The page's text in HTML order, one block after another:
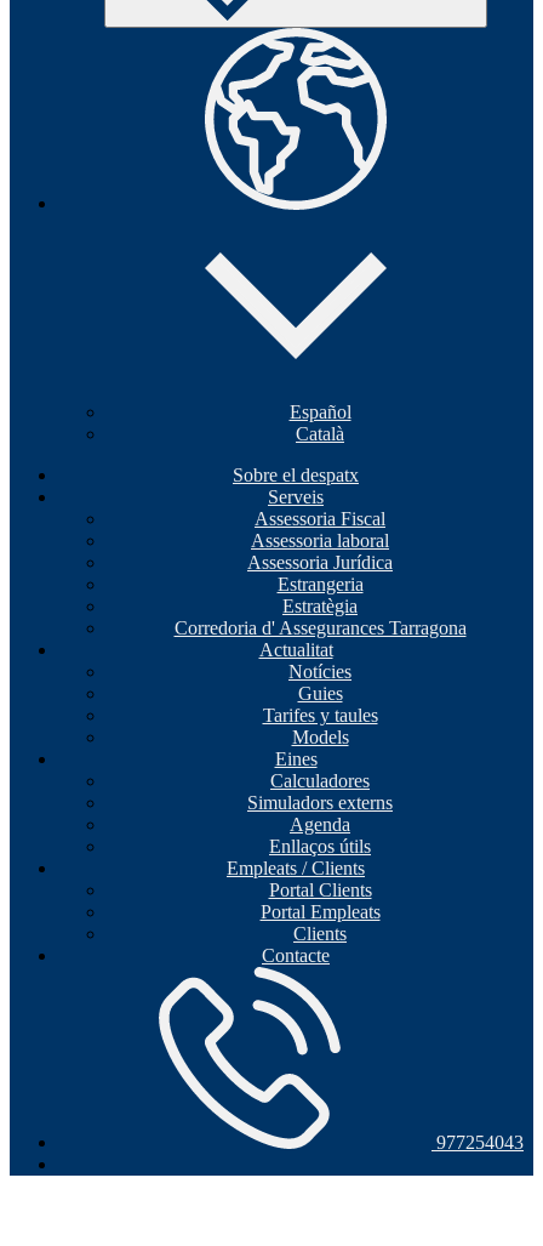
Español
Català
Sobre el despatx
Serveis
Assessoria Fiscal
Assessoria laboral
Assessoria Jurídica
Estrangeria
Estratègia
Corredoria d' Assegurances Tarragona
Actualitat
Notícies
Guies
Tarifes y taules
Models
Eines
Calculadores
Simuladors externs
Agenda
Enllaços útils
Empleats / Clients
Portal Clients
Portal Empleats
Clients
Contacte
977254043